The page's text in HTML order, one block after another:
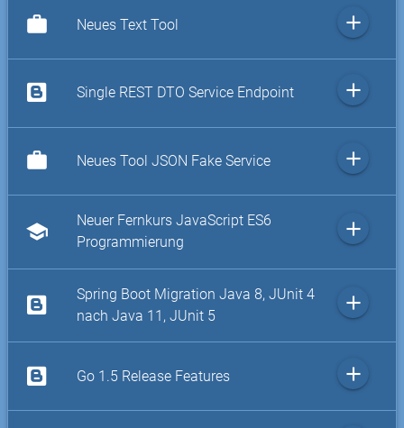
work Neues Text Tool add
Single REST DTO Service Endpoint add
work Neues Tool JSON Fake Service add
school
Neuer Fernkurs JavaScript ES6
Programmierung
add
Spring Boot Migration Java 8, JUnit 4
nach Java 11, JUnit 5
add
Go 1.5 Release Features add